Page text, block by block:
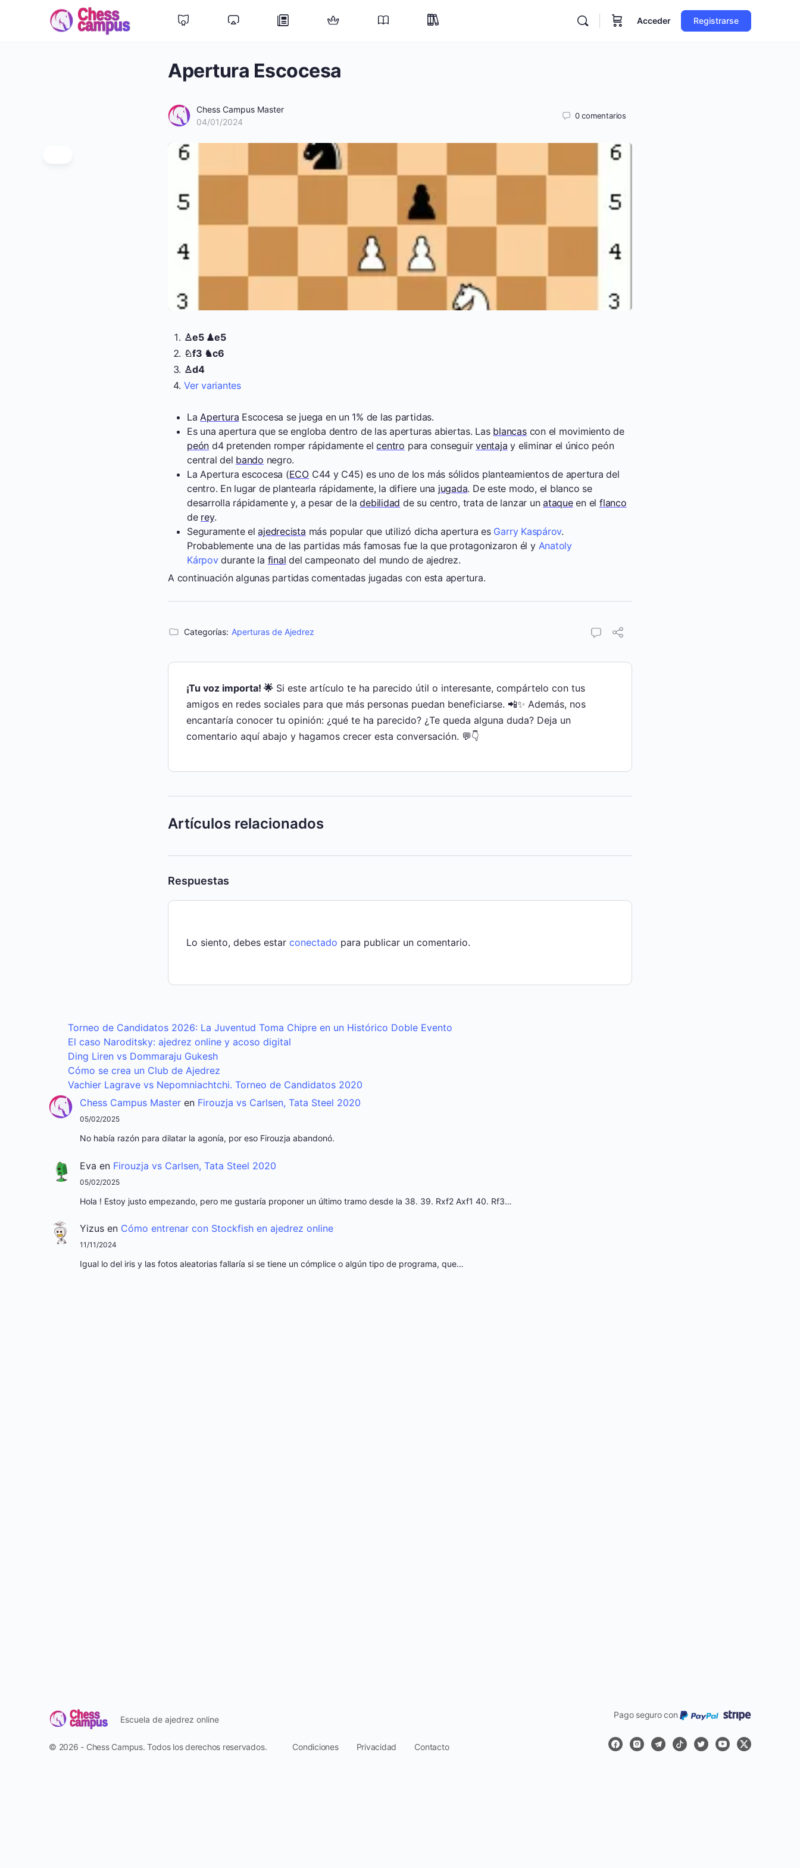
Acceder Registrarse
Apertura Escocesa
Chess Campus Master
04/01/2024
0comentarios
♙e5 ♟e5
♘f3 ♞c6
♙d4
Ver variantes
La Apertura Escocesa se juega en un 1% de las partidas.
Es una apertura que se engloba dentro de las aperturas abiertas. Las blancascon el movimiento de
peón d4 pretenden romper rápidamente elcentro para conseguirventaja y eliminar el único peón
central del bando negro.
La Apertura escocesa (ECO C44 y C45) es uno de los más sólidos planteamientos de apertura del
centro. En lugar de plantearla rápidamente, la difiere una jugada. De este modo, el blanco se
desarrolla rápidamente y, a pesar de ladebilidad de su centro, trata de lanzar unataqueen el flanco
de rey.
Seguramente elajedrecista más popular que utilizó dicha apertura es Garry Kaspárov.
Probablemente una de las partidas más famosas fue la que protagonizaron él y Anatoly
Kárpovdurante la final del campeonato del mundo de ajedrez.
A continuación algunas partidas comentadas jugadas con esta apertura.
Categorías: Aperturas de Ajedrez
¡Tu voz importa! 🌟 Si este artículo te ha parecido útil o interesante, compártelo con tus
amigos en redes sociales para que más personas puedan beneficiarse. 📲✨ Además, nos
encantaría conocer tu opinión: ¿qué te ha parecido? ¿Te queda alguna duda? Deja un
comentario aquí abajo y hagamos crecer esta conversación. 💬👇
Artículos relacionados
Respuestas
Lo siento, debes estar conectado para publicar un comentario.
Torneo de Candidatos 2026: La Juventud Toma Chipre en un Histórico Doble Evento
El caso Naroditsky: ajedrez online y acoso digital
Ding Liren vs Dommaraju Gukesh
Cómo se crea un Club de Ajedrez
Vachier Lagrave vs Nepomniachtchi. Torneo de Candidatos 2020
Chess Campus Master en Firouzja vs Carlsen, Tata Steel 2020
05/02/2025
No había razón para dilatar la agonía, por eso Firouzja abandonó.
Eva en Firouzja vs Carlsen, Tata Steel 2020
05/02/2025
Hola ! Estoy justo empezando, pero me gustaría proponer un último tramo desde la 38. 39. Rxf2 Axf1 40. Rf3…
Yizus en Cómo entrenar con Stockfish en ajedrez online
11/11/2024
Igual lo del iris y las fotos aleatorias fallaría si se tiene un cómplice o algún tipo de programa, que…
Escuela de ajedrez online
© 2026 - Chess Campus. Todos los derechos reservados. Condiciones Privacidad Contacto
Pago seguro con